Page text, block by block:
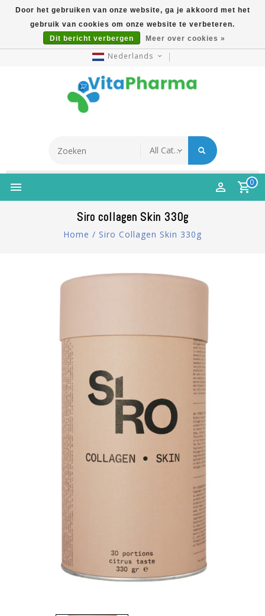
5% Korting Na Aanmelding Op Nieuwsbrief | Gratis
Verzending Vanaf €49 | Online Sinds 2007
Nederlands
0
Siro collagen Skin 330g
Home / Siro Collagen Skin 330g
Door het gebruiken van onze website, ga je akkoord met het
gebruik van cookies om onze website te verbeteren.
Dit bericht verbergen
Meer over cookies »